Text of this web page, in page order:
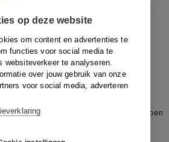
op deze website
om content en advertenties te
functies voor social media te
websiteverkeer te analyseren.
over jouw gebruik van onze
voor social media, adverteren
2008
0643
leden 4 en 8 PSW
waarin aan werkgever
voor het affinancieren van het pensioen